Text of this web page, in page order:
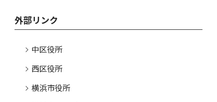
外部リンク
中区役所
西区役所
横浜市役所